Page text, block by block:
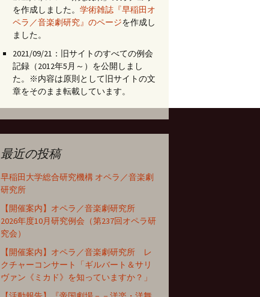
を作成しました。 学術雑誌『早稲田オ
ペラ／音楽劇研究』のページを作成し
ました。
2021/09/21：旧サイトのすべての例会
記録（2012年5月～）を公開しまし
た。※内容は原則として旧サイトの文
章をそのまま転載しています。
最近の投稿
早稲田大学総合研究機構 オペラ／音楽劇
研究所
【開催案内】オペラ／音楽劇研究所
2026年度10月研究例会（第237回オペラ研
究会）
【開催案内】オペラ／音楽劇研究所 レ
クチャーコンサート「ギルバート＆サリ
ヴァン《ミカド》を知っていますか？」